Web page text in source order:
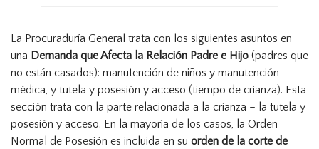
La Procuraduría General trata con los siguientes asuntos en
una Demanda que Afecta la Relación Padre e Hijo (padres que
no están casados): manutención de niños y manutención
médica, y tutela y posesión y acceso (tiempo de crianza). Esta
sección trata con la parte relacionada a la crianza – la tutela y
posesión y acceso. En la mayoría de los casos, la Orden
Normal de Posesión es incluida en su orden de la corte de